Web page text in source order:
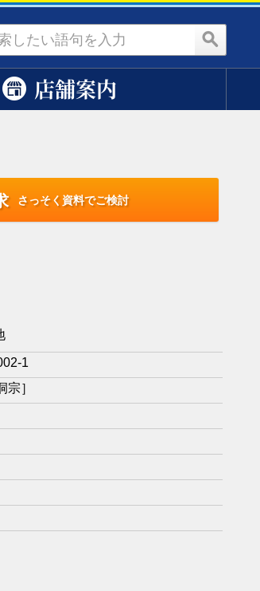
店舗案内
さっそく資料でご検討
1
宗］